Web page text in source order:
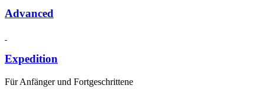
Advanced
Expedition
Für Anfänger und Fortgeschrittene